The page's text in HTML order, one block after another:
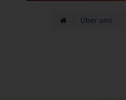
Über uns